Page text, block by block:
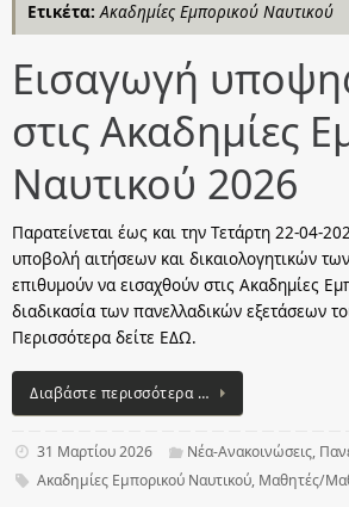
Ετικέτα:Ακαδημίες Εμπορικού Ναυτικού
Εισαγωγή
στις Ακαδημίες
Ναυτικού 2026
Παρατείνεται έως και την Τετάρτη 22-04-
υποβολή αιτήσεων και δικαιολογητικών
επιθυμούν να εισαχθούν στις Ακαδημίες
διαδικασία των πανελλαδικών εξετάσεων
Περισσότερα δείτε ΕΔΩ.
Διαβάστε περισσότερα …
31 Μαρτίου 2026 Νέα-Ανακοινώσεις,
Ακαδημίες Εμπορικού Ναυτικού, Μαθητές/